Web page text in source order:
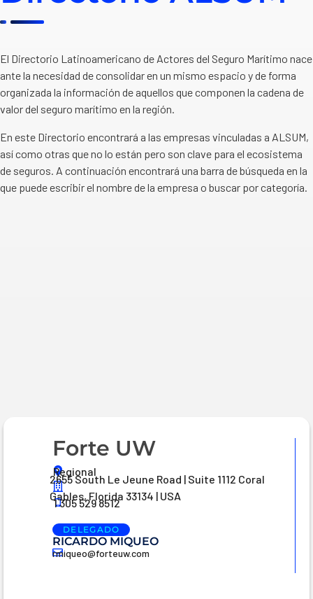
El Directorio Latinoamericano de Actores del Seguro Marítimo nace
ante la necesidad de consolidar en un mismo espacio y de forma
organizada la información de aquellos que componen la cadena de
valor del seguro marítimo en la región.
En este Directorio encontrará a las empresas vinculadas a ALSUM,
así como otras que no lo están pero son clave para el ecosistema
de seguros. A continuación encontrará una barra de búsqueda en la
que puede escribir el nombre de la empresa o buscar por categoría.
Forte UW
Regional
2655 South Le Jeune Road | Suite 1112 Coral
Gables, Florida 33134 | USA
1 305 529 8512
DELEGADO
RICARDO MIQUEO
rmiqueo@forteuw.com